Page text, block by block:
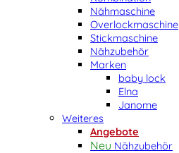
Nähmaschine
Overlockmaschine
Stickmaschine
Nähzubehör
Marken
baby lock
Elna
Janome
Weiteres
Angebote
Nähzubehör